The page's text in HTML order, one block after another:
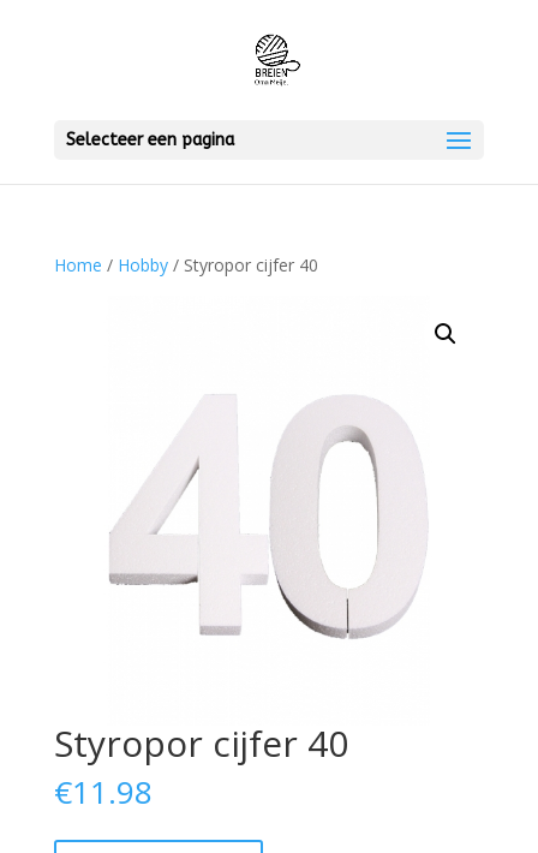
Selecteer een pagina
Home / Hobby/ Styropor cijfer 40
Styropor cijfer 40
€11.98